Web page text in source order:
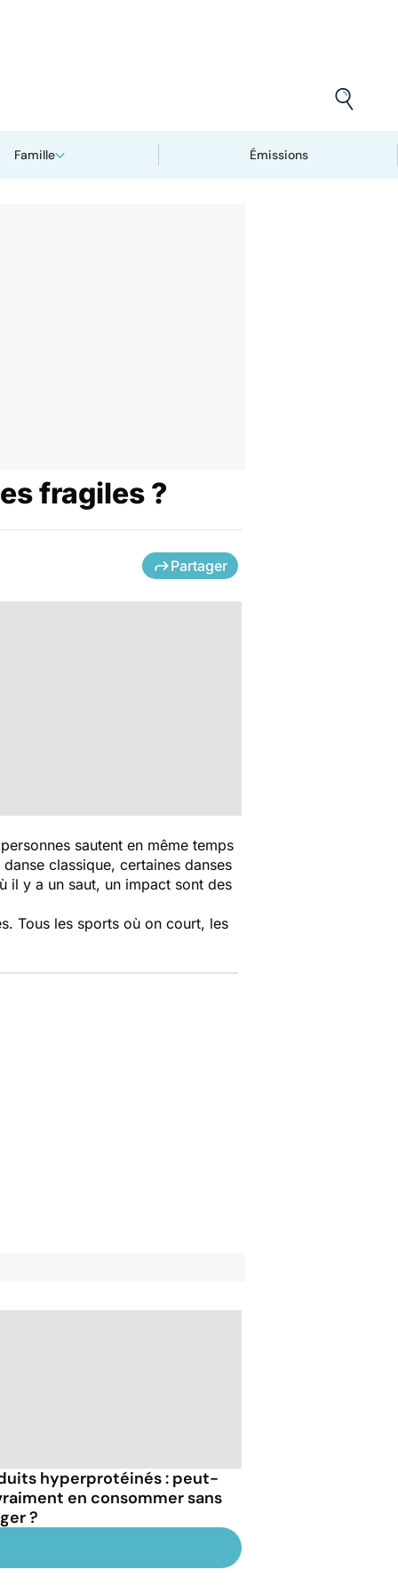
Famille Émissions
fragiles ?
Partager
sautent en même temps
classique, certaines danses
il y a un saut, un impact sont des
Tous les sports où on court, les
hyperprotéinés : peut-
en consommer sans
?